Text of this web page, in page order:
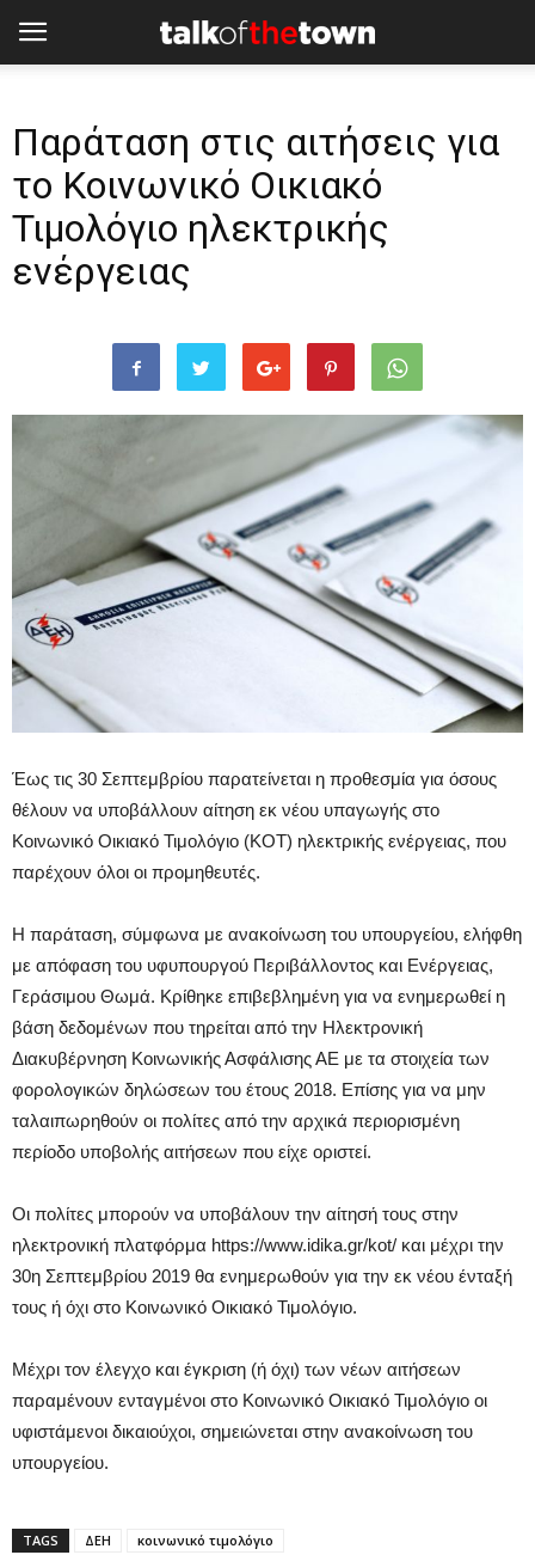
Παράταση στις αιτήσεις για
το Κοινωνικό Οικιακό
Τιμολόγιο ηλεκτρικής
ενέργειας
Έως τις 30 Σεπτεμβρίου παρατείνεται η προθεσμία για όσους
θέλουν να υποβάλλουν αίτηση εκ νέου υπαγωγής στο
Κοινωνικό Οικιακό Τιμολόγιο (ΚΟΤ) ηλεκτρικής ενέργειας, που
παρέχουν όλοι οι προμηθευτές.
Η παράταση, σύμφωνα με ανακοίνωση του υπουργείου, ελήφθη
με απόφαση του υφυπουργού Περιβάλλοντος και Ενέργειας,
Γεράσιμου Θωμά. Κρίθηκε επιβεβλημένη για να ενημερωθεί η
βάση δεδομένων που τηρείται από την Ηλεκτρονική
Διακυβέρνηση Κοινωνικής Ασφάλισης ΑΕ με τα στοιχεία των
φορολογικών δηλώσεων του έτους 2018. Επίσης για να μην
ταλαιπωρηθούν οι πολίτες από την αρχικά περιορισμένη
περίοδο υποβολής αιτήσεων που είχε οριστεί.
Οι πολίτες μπορούν να υποβάλουν την αίτησή τους στην
ηλεκτρονική πλατφόρμα https://www.idika.gr/kot/ και μέχρι την
30η Σεπτεμβρίου 2019 θα ενημερωθούν για την εκ νέου ένταξή
τους ή όχι στο Κοινωνικό Οικιακό Τιμολόγιο.
Μέχρι τον έλεγχο και έγκριση (ή όχι) των νέων αιτήσεων
παραμένουν ενταγμένοι στο Κοινωνικό Οικιακό Τιμολόγιο οι
υφιστάμενοι δικαιούχοι, σημειώνεται στην ανακοίνωση του
υπουργείου.
TAGS ΔΕΗ κοινωνικό τιμολόγιο